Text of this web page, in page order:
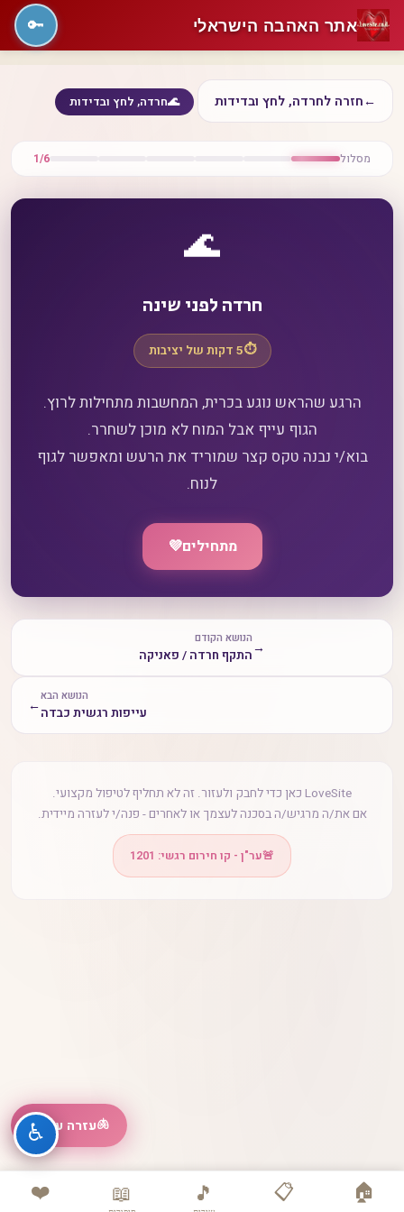
←חזרה לחרדה, לחץ ובדידות 🌊חרדה, לחץ ובדידות
מסלול 1/6
🌊
חרדה לפני שינה
⏱️5 דקות של יציבות
הרגע שהראש נוגע בכרית, המחשבות מתחילות לרוץ.
בוא/י נבנה טקס קצר שמוריד את הרעש ומאפשר לגוף
לנוח.
מתחילים💜
→הנושא הקודם
התקף חרדה / פאניקה
הנושא הבא
עייפות רגשית כבדה←
LoveSite כאן כדי לחבק ולעזור. זה לא תחליף לטיפול מקצועי.
אם את/ה מרגיש/ה בסכנה לעצמך או לאחרים - פנה/י לעזרה מיידית.
🚨ער"ן - קו חירום רגשי: 1201
🫁עזרה עכשיו
אתר האהבה הישראלי 🔑
🏠
📋
🎵
📖
❤️
♿